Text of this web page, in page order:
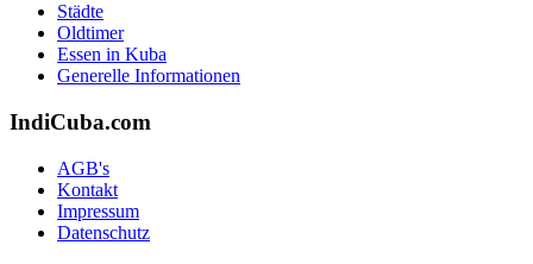
Städte
Oldtimer
Essen in Kuba
Generelle Informationen
IndiCuba.com
AGB's
Kontakt
Impressum
Datenschutz